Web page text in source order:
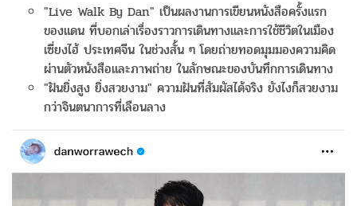
"Live Walk By Dan" เป็นผลงานการเขียนหนังสือครั้งแรก
ของแดน ที่บอกเล่าเรื่องราวการเดินทางและการใช้ชีวิตในเมือง
เซี่ยงไฮ้ ประเทศจีน ในช่วงสั้น ๆ โดยถ่ายทอดมุมมองความคิด
ผ่านตัวหนังสือและภาพถ่าย ในลักษณะของบันทึกการเดินทาง
"ฝันยิ่งสูง ยิ่งสวยงาม" ความฝันที่สัมผัสได้จริง ยังไงก็สวยงาม
กว่าจินตนาการที่เลือนลาง